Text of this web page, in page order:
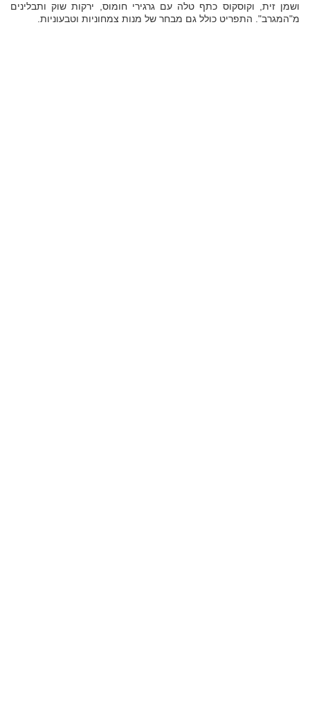
ושמן זית, וקוסקוס כתף טלה עם גרגירי חומוס, ירקות שוק ותבלינים
מ"המגרב". התפריט כולל גם מבחר של מנות צמחוניות וטבעוניות.